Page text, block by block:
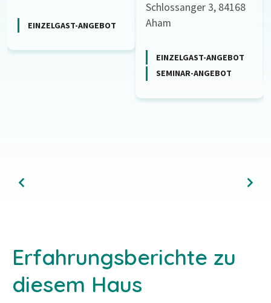
EINZELGAST-ANGEBOT
Schlossanger 3, 84168
Aham
EINZELGAST-ANGEBOT
SEMINAR-ANGEBOT
Erfahrungsberichte zu
diesem Haus